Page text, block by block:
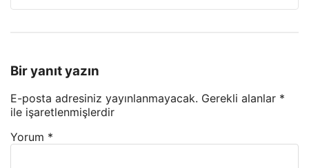
Bir yanıt yazın
E-posta adresiniz yayınlanmayacak. Gerekli alanlar *
ile işaretlenmişlerdir
Yorum *